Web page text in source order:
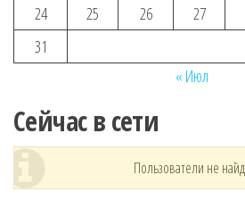
24
25 26 27
31
« Июл
Сейчас в сети
Пользователи не